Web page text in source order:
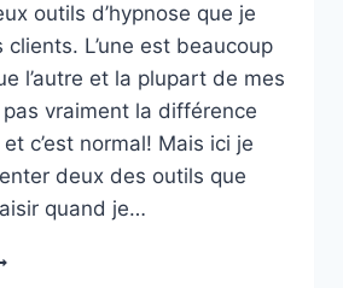
outils d’hypnose que je
clients. L’une est beaucoup
l’autre et la plupart de mes
vraiment la différence
c’est normal! Mais ici je
deux des outils que
quand je…